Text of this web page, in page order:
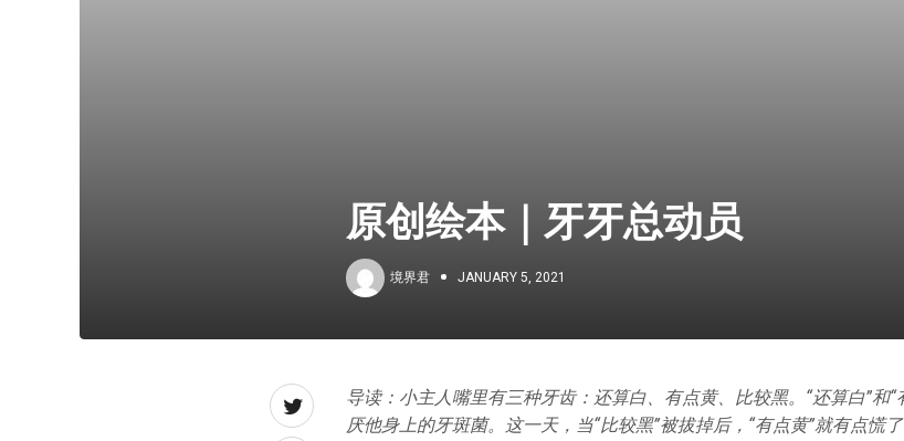
原创绘本｜牙牙总动员
境界君 JANUARY 5, 2021
导读：小主人嘴里有三种牙齿：还算白、有点黄、比较黑。“还算白”和“
厌他身上的牙斑菌。这一天，当“比较黑”被拔掉后，“有点黄”就有点慌